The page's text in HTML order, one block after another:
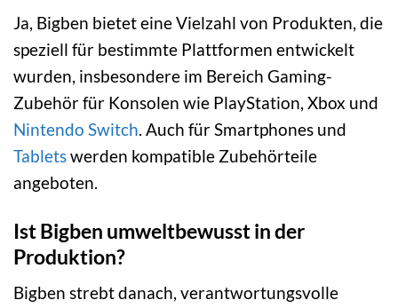
Ja, Bigben bietet eine Vielzahl von Produkten, die
speziell für bestimmte Plattformen entwickelt
wurden, insbesondere im Bereich Gaming-
Zubehör für Konsolen wie PlayStation, Xbox und
Nintendo Switch. Auch für Smartphones und
Tabletswerden kompatible Zubehörteile
angeboten.
Ist Bigben umweltbewusst in der
Produktion?
Bigben strebt danach, verantwortungsvolle